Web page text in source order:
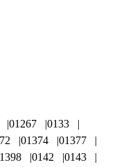
01267
0133
01374
01377
0142
0143